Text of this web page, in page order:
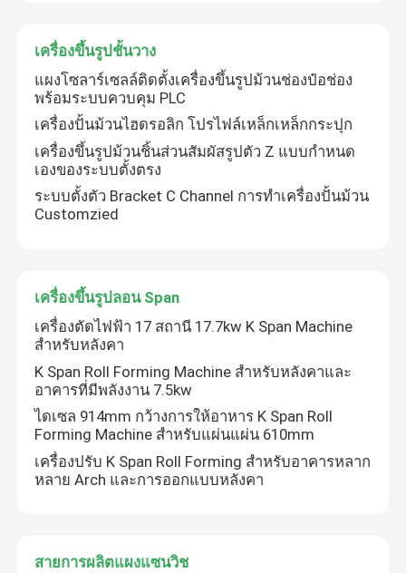
เครื่องขึ้นรูปประตูม้วน
เคเบิ้ลถาดเครื่องขึ้นรูปม้วน
เครื่องขึ้นรูปชั้นวาง
เครื่องขึ้นรูปลอน Span
เครื่องขึ้นรูปแคปซูลแบบ Ridge Cap
เครื่องขึ้นรูปแบบกำหนดเอง
อุปกรณ์เสริม
เครื่องขึ้นรูปชั้นวาง
แผงโซลาร์เซลล์ติดตั้งเครื่องขึ้นรูปม้วนช่องป๋อช่อง
พร้อมระบบควบคุม PLC
เครื่องปั้นม้วนไฮดรอลิก โปรไฟล์เหล็กเหล็กกระปุก
เครื่องขึ้นรูปม้วนชิ้นส่วนสัมผัสรูปตัว Z แบบกำหนด
เองของระบบตั้งตรง
ระบบตั้งตัว Bracket C Channel การทําเครื่องปั้นม้วน
Customzied
เครื่องขึ้นรูปลอน Span
เครื่องตัดไฟฟ้า 17 สถานี 17.7kw K Span Machine
สำหรับหลังคา
K Span Roll Forming Machine สําหรับหลังคาและ
อาคารที่มีพลังงาน 7.5kw
ไดเซล 914mm กว้างการให้อาหาร K Span Roll
Forming Machine สําหรับแผ่นแผ่น 610mm
เครื่องปรับ K Span Roll Forming สําหรับอาคารหลาก
หลาย Arch และการออกแบบหลังคา
สายการผลิตแผงแซนวิช